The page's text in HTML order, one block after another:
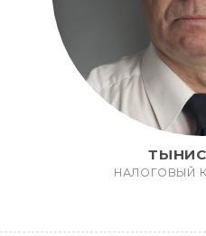
НАЛОГОВЫЙ